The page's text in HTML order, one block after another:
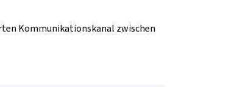
Kommunikationskanal zwischen